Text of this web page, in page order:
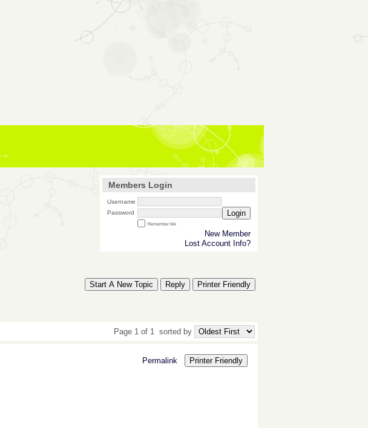
Members Login
Username
Password
Login
Remember Me
New Member
Lost Account Info?
Start A New Topic Reply Printer Friendly
Page 1 of 1 sorted by
Permalink
Printer Friendly